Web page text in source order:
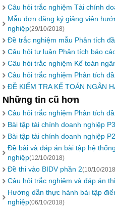
Câu hỏi trắc nghiệm Tài chính
Mẫu đơn đăng ký giảng viên
nghiệp(29/10/2018)
Đề trắc nghiệm mẫu Phân tích
Câu hỏi tự luận Phân tích báo
Câu hỏi trắc nghiệm Kế toán
Câu hỏi trắc nghiệm Phân tích
ĐỀ KIỂM TRA KẾ TOÁN NGÂN
Những tin cũ hơn
Câu hỏi trắc nghiệm Phân tích
Bài tập tài chính doanh nghiệp P3
Bài tập tài chính doanh nghiệp P2
Đề bài và đáp án bài tập hệ
nghiệp(12/10/2018)
Đề thi vào BIDV phần 2(10/10/
Câu hỏi trắc nghiệm và đáp án
Hướng dẫn thực hành bài tập
nghiệp(06/10/2018)